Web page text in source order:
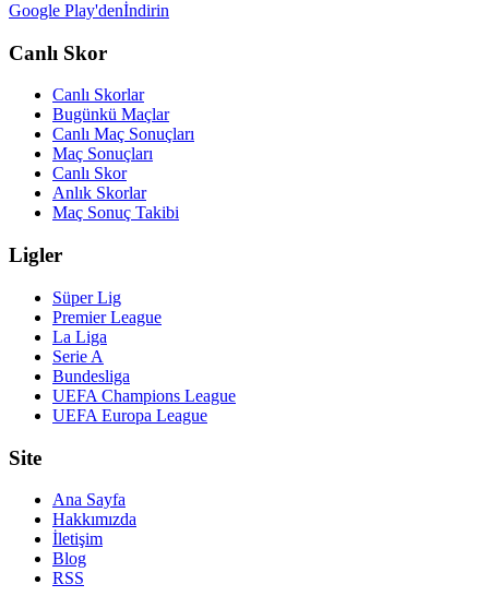
Google Play'denİndirin
Canlı Skor
Canlı Skorlar
Bugünkü Maçlar
Canlı Maç Sonuçları
Maç Sonuçları
Canlı Skor
Anlık Skorlar
Maç Sonuç Takibi
Ligler
Süper Lig
Premier League
La Liga
Serie A
Bundesliga
UEFA Champions League
UEFA Europa League
Site
Ana Sayfa
Hakkımızda
İletişim
Blog
RSS